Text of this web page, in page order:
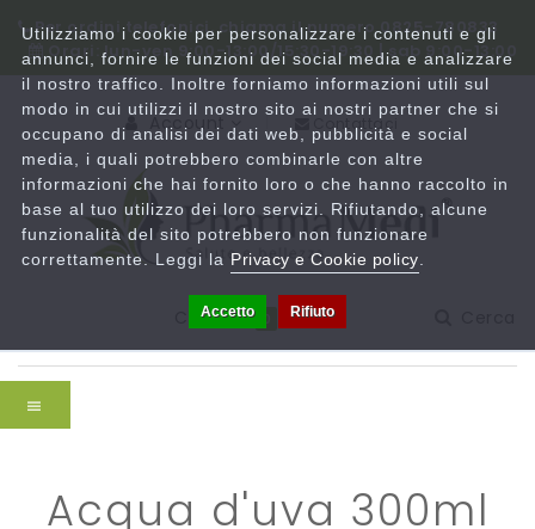
Per ordini telefonici, chiama il numero 0825-780833
Orari: lun-ven 9:00-13:00/15:30-19:30 | sab 9:00-13:00
Account Contattaci
Carrello
acqua d'uva 300ml
Utilizziamo i cookie per personalizzare i contenuti e gli
annunci, fornire le funzioni dei social media e analizzare
il nostro traffico. Inoltre forniamo informazioni utili sul
modo in cui utilizzi il nostro sito ai nostri partner che si
occupano di analisi dei dati web, pubblicità e social
media, i quali potrebbero combinarle con altre
informazioni che hai fornito loro o che hanno raccolto in
base al tuo utilizzo dei loro servizi. Rifiutando, alcune
funzionalità del sito potrebbero non funzionare
correttamente. Leggi la Privacy e Cookie policy
Accetto Rifiuto